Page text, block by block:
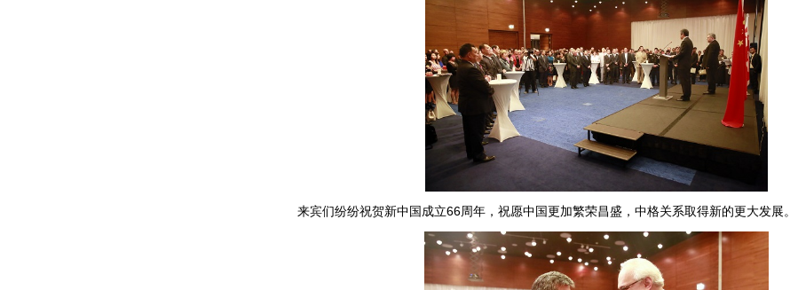
来宾们纷纷祝贺新中国成立66周年，祝愿中国更加繁荣昌盛，中格关系取得新的更大发展。